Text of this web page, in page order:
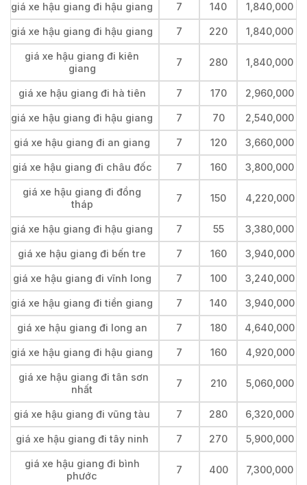
giá xe hậu giang đi hậu giang 7 140 1,840,000
giá xe hậu giang đi hậu giang 7 220 1,840,000
giá xe hậu giang đi kiên
giang
7 280 1,840,000
giá xe hậu giang đi hà tiên 7 170 2,960,000
giá xe hậu giang đi hậu giang 7 70 2,540,000
giá xe hậu giang đi an giang 7 120 3,660,000
giá xe hậu giang đi châu đốc 7 160 3,800,000
giá xe hậu giang đi đồng
tháp
7 150 4,220,000
giá xe hậu giang đi hậu giang 7 55 3,380,000
giá xe hậu giang đi bến tre 7 160 3,940,000
giá xe hậu giang đi vĩnh long 7 100 3,240,000
giá xe hậu giang đi tiền giang 7 140 3,940,000
giá xe hậu giang đi long an 7 180 4,640,000
giá xe hậu giang đi hậu giang 7 160 4,920,000
giá xe hậu giang đi tân sơn
nhất
7 210 5,060,000
giá xe hậu giang đi vũng tàu 7 280 6,320,000
giá xe hậu giang đi tây ninh 7 270 5,900,000
giá xe hậu giang đi bình
phước
7 400 7,300,000